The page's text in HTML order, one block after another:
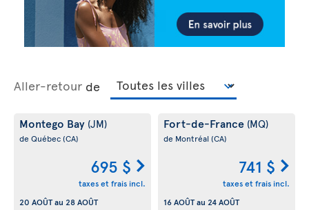
Aller-retour de
Montego Bay (JM)
de Québec(CA)
695 $
taxes et frais incl.
20 AOÛTau 28 AOÛT
Fort-de-France (MQ)
de Montréal (CA)
741 $
taxes et frais incl.
16 AOÛTau 24 AOÛT